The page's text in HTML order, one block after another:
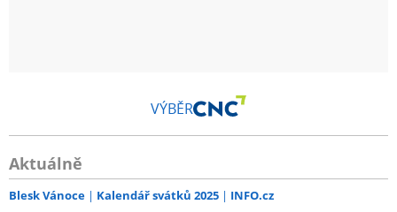
VÝBĚR
Aktuálně
Blesk Vánoce Kalendář svátků 2025 INFO.cz